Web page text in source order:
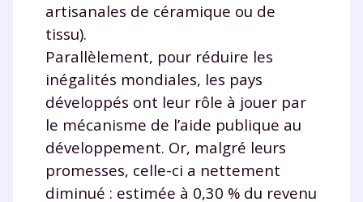
artisanales de céramique ou de
tissu).
Parallèlement, pour réduire les
inégalités mondiales, les pays
développés ont leur rôle à jouer par
le mécanisme de l’aide publique au
développement. Or, malgré leurs
promesses, celle-ci a nettement
diminué : estimée à 0,30 % du revenu